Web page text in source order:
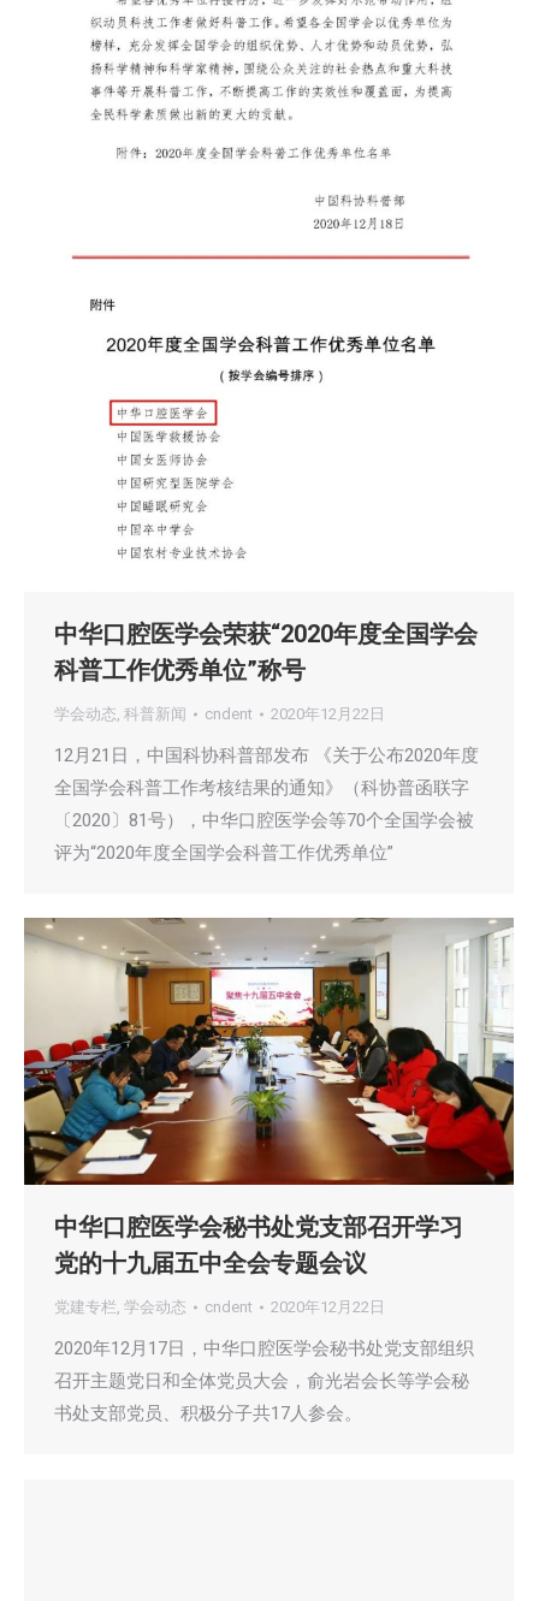
中华口腔医学会荣获“2020年度全国学会
科普工作优秀单位”称号
学会动态, 科普新闻 cndent 2020年12月22日
12月21日，中国科协科普部发布 《关于公布2020年度
全国学会科普工作考核结果的通知》（科协普函联字
〔2020〕81号），中华口腔医学会等70个全国学会被
评为“2020年度全国学会科普工作优秀单位”
中华口腔医学会秘书处党支部召开学习
党的十九届五中全会专题会议
党建专栏, 学会动态 cndent 2020年12月22日
2020年12月17日，中华口腔医学会秘书处党支部组织
召开主题党日和全体党员大会，俞光岩会长等学会秘
书处支部党员、积极分子共17人参会。